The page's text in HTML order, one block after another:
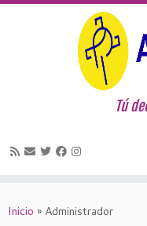
Tú
Inicio » Administrador